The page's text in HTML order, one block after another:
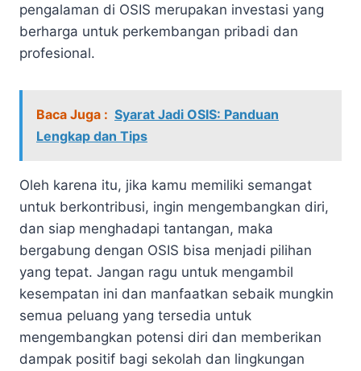
pengalaman di OSIS merupakan investasi yang
berharga untuk perkembangan pribadi dan
profesional.
Baca Juga : Syarat Jadi OSIS: Panduan
Lengkap dan Tips
Oleh karena itu, jika kamu memiliki semangat
untuk berkontribusi, ingin mengembangkan diri,
dan siap menghadapi tantangan, maka
bergabung dengan OSIS bisa menjadi pilihan
yang tepat. Jangan ragu untuk mengambil
kesempatan ini dan manfaatkan sebaik mungkin
semua peluang yang tersedia untuk
mengembangkan potensi diri dan memberikan
dampak positif bagi sekolah dan lingkungan